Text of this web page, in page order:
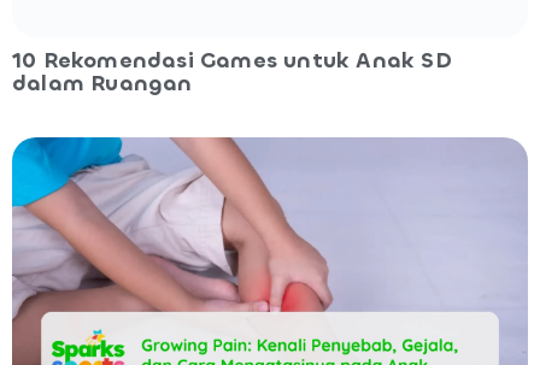
10 Rekomendasi Games untuk Anak SD
dalam Ruangan